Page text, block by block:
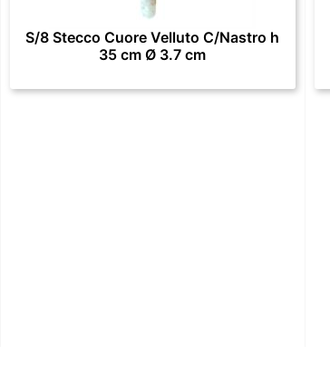
S/8 Stecco Cuore Velluto C/Nastro h
35 cm Ø 3.7 cm